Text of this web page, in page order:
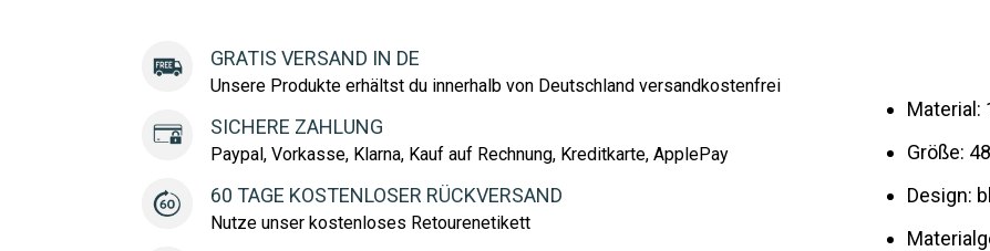
GRATIS VERSAND IN DE
Unsere Produkte erhältst du innerhalb von Deutschland versandkostenfrei
SICHERE ZAHLUNG
Paypal, Vorkasse, Klarna, Kauf auf Rechnung, Kreditkarte, ApplePay
60 TAGE KOSTENLOSER RÜCKVERSAND
Nutze unser kostenloses Retourenetikett
Material:
Größe:
Design: